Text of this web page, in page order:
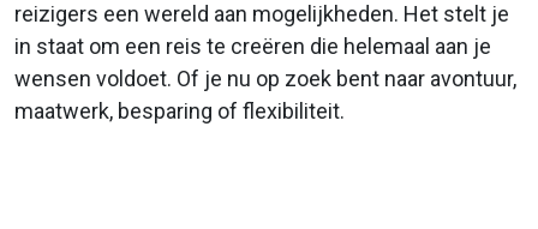
reizigers een wereld aan mogelijkheden. Het stelt je
in staat om een reis te creëren die helemaal aan je
wensen voldoet. Of je nu op zoek bent naar avontuur,
maatwerk, besparing of flexibiliteit.